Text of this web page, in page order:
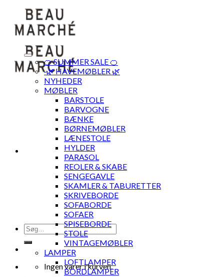
content
Søg
efter:
Ingen varer i kurven.
🍊 SUMMER SALE 🍊
·🌿 HAVEMØBLER 🌿
NYHEDER
MØBLER
BARSTOLE
BARVOGNE
BÆNKE
BØRNEMØBLER
LÆNESTOLE
HYLDER
PARASOL
REOLER & SKABE
SENGEGAVLE
SKAMLER & TABURETTER
SKRIVEBORDE
SOFABORDE
SOFAER
SPISEBORDE
STOLE
VINTAGEMØBLER
LAMPER
LOFTLAMPER
BORDLAMPER